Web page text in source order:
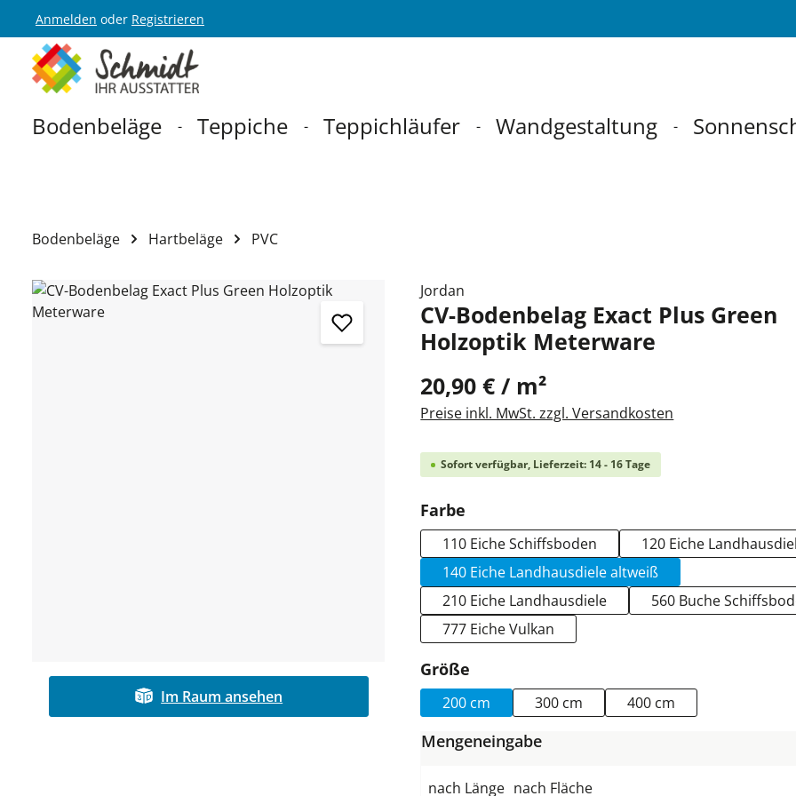
Hauptnavigation springen
Anmelden oder Registrieren
Bodenbeläge Teppiche Teppichläufer Wandgestaltung
Bodenbeläge Hartbeläge PVC
Bildergalerie überspringen
Im Raum ansehen
Jordan
CV-Bodenbelag Exact Plus Green
Holzoptik Meterware
20,90 € / m²
Preise inkl. MwSt. zzgl. Versandkosten
Sofort verfügbar, Lieferzeit: 14 - 16 Tage
Farbe
110 Eiche Schiffsboden
120 Eiche
140 Eiche Landhausdiele altweiß
210 Eiche Landhausdiele
560 Buche
777 Eiche Vulkan
Größe
200 cm 300 cm 400 cm
Mengeneingabe
nach Länge nach Fläche